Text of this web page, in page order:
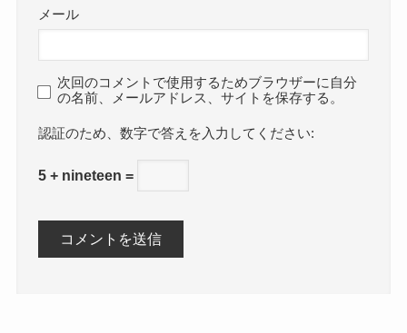
メール
次回のコメントで使用するためブラウザーに自分
の名前、メールアドレス、サイトを保存する。
数字で答えを入力してください:
5 + nineteen =